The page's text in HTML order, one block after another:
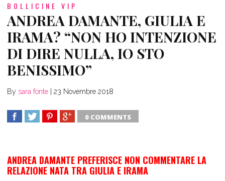
BOLLICINE VIP
ANDREA DAMANTE, GIULIA E
IRAMA? “NON HO INTENZIONE
DI DIRE NULLA, IO STO
BENISSIMO”
By sara fonte 23 Novembre 2018
0 COMMENTS
ANDREA DAMANTE PREFERISCE NON COMMENTARE LA
RELAZIONE NATA TRA GIULIA E IRAMA